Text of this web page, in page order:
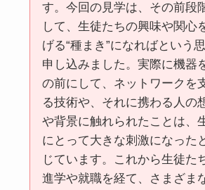
す。今回の見学は、その前段
して、生徒たちの興味や関心
げる“種まき”になればという
申し込みました。実際に機器
の前にして、ネットワークを
る技術や、それに携わる人の
や背景に触れられたことは、
にとって大きな刺激になった
じています。これから生徒た
進学や就職を経て、さまざま